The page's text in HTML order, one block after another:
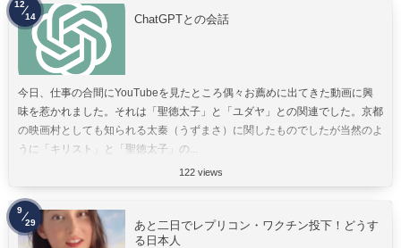
ChatGPTとの会話
今日、仕事の合間にYouTubeを見たところ偶々お薦めに出てきた動画に興
味を惹かれました。それは「聖徳太子」と「ユダヤ」との関連でした。京都
の映画村としても知られる太秦（うずまさ）に関したものでしたが当然のよ
うに「キリスト」と「聖徳太子」の...
122 views
12
14
あと二日でレプリコン・ワクチン投下！どうす
る日本人
9
29